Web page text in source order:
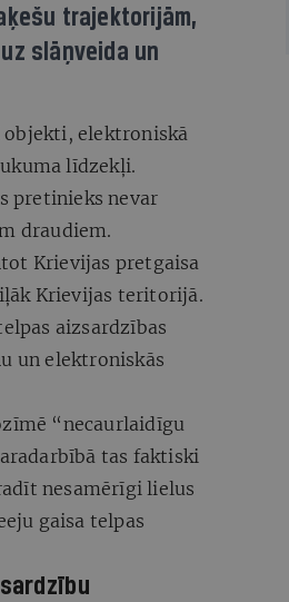
trajektorijām,
slāņveida un
elektroniskā
līdzekļi.
pretinieks nevar
draudiem.
Krievijas pretgaisa
Krievijas teritorijā.
aizsardzības
un elektroniskās
“necaurlaidīgu
tas faktiski
nesamērīgi lielus
gaisa telpas